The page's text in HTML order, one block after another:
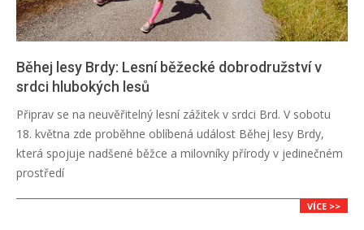
Běhej lesy Brdy: Lesní běžecké dobrodružství v
srdci hlubokých lesů
05-
Připrav se na neuvěřitelný lesní zážitek v srdci Brd. V sobotu
18. května zde proběhne oblíbená událost Běhej lesy Brdy,
která spojuje nadšené běžce a milovníky přírody v jedinečném
prostředí
VÍCE >>